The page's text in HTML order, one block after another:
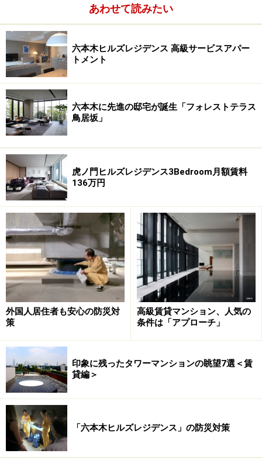
マスターベッドルームに求める条件
平河町森タワーレジデンスペントハウス
マスターベッドルームに求める条件は広さ、水回り、収
納が基本要素である。照明と採光も重要ポイントに入
る。もっと詳細に述べることが許されるのならば、空
調、天井の高さ、クロスの色味にもこだわらざるを得な
いだろう。
右の間取りは、「平河町森タワーレジデンス」ペントハ
ウスの間取りである。変則的なPP(プライベートパブリ
ック)分離ではあるが、マスターベッドルームの基本要素
はお手本といえる。まず、広さは20.4畳。天井高が
2.97m(下り部分でも2.7m)確保されているので立体として
のバランスも良いのだが、空調の風が直接身体にあたる
確率を低減している点も着目していただければと思う。
奥行きの深いウォークインクロゼット、1822ものスペー
スがあるバス(浴室)、(レイアウト上やむなく扉を設置し
あわせて読みたい
六本木ヒルズレジデンス 高級サービスアパー
トメント
六本木に先進の邸宅が誕生「フォレストテラス
鳥居坂」
虎ノ門ヒルズレジデンス3Bedroom月額賃料
136万円
外国人居住者も安心の防災対
策
高級賃貸マンション、人気の
条件は「アプローチ」
印象に残ったタワーマンションの眺望7選＜賃
貸編＞
「六本木ヒルズレジデンス」の防災対策